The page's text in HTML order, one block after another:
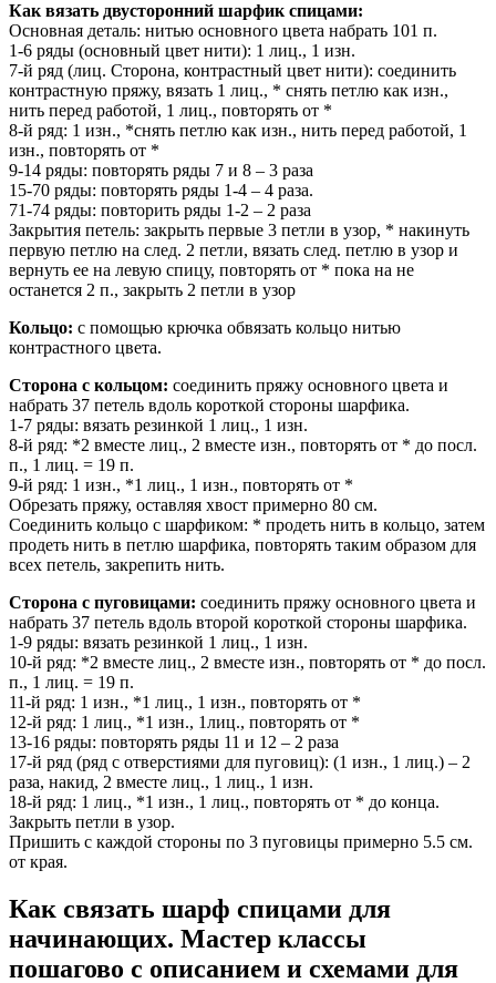
Как вязать двусторонний шарфик спицами:
Основная деталь: нитью основного цвета набрать 101 п.
1-6 ряды (основный цвет нити): 1 лиц., 1 изн.
7-й ряд (лиц. Сторона, контрастный цвет нити): соединить
контрастную пряжу, вязать 1 лиц., * снять петлю как изн.,
нить перед работой, 1 лиц., повторять от *
8-й ряд: 1 изн., *снять петлю как изн., нить перед работой, 1
изн., повторять от *
9-14 ряды: повторять ряды 7 и 8 – 3 раза
15-70 ряды: повторять ряды 1-4 – 4 раза.
71-74 ряды: повторить ряды 1-2 – 2 раза
Закрытия петель: закрыть первые 3 петли в узор, * накинуть
первую петлю на след. 2 петли, вязать след. петлю в узор и
вернуть ее на левую спицу, повторять от * пока на не
останется 2 п., закрыть 2 петли в узор
Кольцо: с помощью крючка обвязать кольцо нитью
контрастного цвета.
Сторона с кольцом: соединить пряжу основного цвета и
набрать 37 петель вдоль короткой стороны шарфика.
1-7 ряды: вязать резинкой 1 лиц., 1 изн.
8-й ряд: *2 вместе лиц., 2 вместе изн., повторять от * до посл.
п., 1 лиц. = 19 п.
9-й ряд: 1 изн., *1 лиц., 1 изн., повторять от *
Обрезать пряжу, оставляя хвост примерно 80 см.
Соединить кольцо с шарфиком: * продеть нить в кольцо, затем
продеть нить в петлю шарфика, повторять таким образом для
всех петель, закрепить нить.
Сторона с пуговицами: соединить пряжу основного цвета и
набрать 37 петель вдоль второй короткой стороны шарфика.
1-9 ряды: вязать резинкой 1 лиц., 1 изн.
10-й ряд: *2 вместе лиц., 2 вместе изн., повторять от * до посл.
п., 1 лиц. = 19 п.
11-й ряд: 1 изн., *1 лиц., 1 изн., повторять от *
12-й ряд: 1 лиц., *1 изн., 1лиц., повторять от *
13-16 ряды: повторять ряды 11 и 12 – 2 раза
17-й ряд (ряд с отверстиями для пуговиц): (1 изн., 1 лиц.) – 2
раза, накид, 2 вместе лиц., 1 лиц., 1 изн.
18-й ряд: 1 лиц., *1 изн., 1 лиц., повторять от * до конца.
Закрыть петли в узор.
Пришить с каждой стороны по 3 пуговицы примерно 5.5 см.
от края.
Как связать шарф спицами для
начинающих. Мастер классы
пошагово с описанием и схемами для